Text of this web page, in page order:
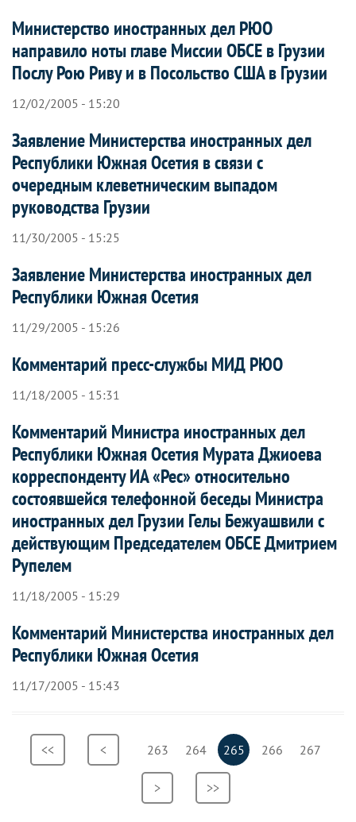
Министерство иностранных дел РЮО
направило ноты главе Миссии ОБСЕ в Грузии
Послу Рою Риву и в Посольство США в Грузии
12/02/2005 - 15:20
Заявление Министерства иностранных дел
Республики Южная Осетия в связи с
очередным клеветническим выпадом
руководства Грузии
11/30/2005 - 15:25
Заявление Министерства иностранных дел
Республики Южная Осетия
11/29/2005 - 15:26
Комментарий пресс-службы МИД РЮО
11/18/2005 - 15:31
Комментарий Министра иностранных дел
Республики Южная Осетия Мурата Джиоева
корреспонденту ИА «Рес» относительно
состоявшейся телефонной беседы Министра
иностранных дел Грузии Гелы Бежуашвили с
действующим Председателем ОБСЕ Дмитрием
Рупелем
11/18/2005 - 15:29
Комментарий Министерства иностранных дел
Республики Южная Осетия
11/17/2005 - 15:43
Нумерация
страниц
Первая
<<
Предыдущая
страница
< Страница
263 Страница
264
Текущая
страница
265 Страница
266 Страница
267
Следующая
>
Последняя
>>